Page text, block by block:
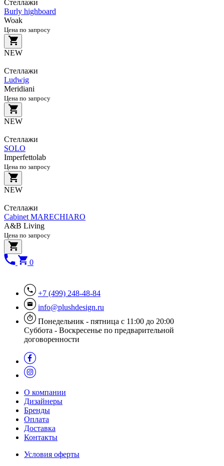
Стеллажи
Burly highboard
Woak
Цена по запросу
NEW
Стеллажи
Ludwig
Meridiani
Цена по запросу
NEW
Стеллажи
SOLO
Imperfettolab
Цена по запросу
NEW
Стеллажи
Cabinet MARECHIARO
A&B Living
Цена по запросу
0
+7 (499) 248-48-84
info@plushdesign.ru
Понедельник - пятница с 11:00 до 20:00
Суббота - Воскресенье по предварительной
договоренности
О компании
Дизайнеры
Бренды
Оплата
Доставка
Контакты
Условия оферты